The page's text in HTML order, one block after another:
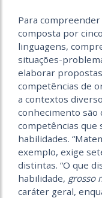
Para
composta por
linguagens,
situações-
elaborar
competências de
a contextos
conhecimento são
competências que
habilidades.
exemplo, exige
distintas. “O que
habilidade, grosso
caráter geral,